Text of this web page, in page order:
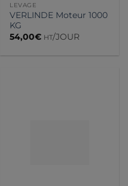
LEVAGE
VERLINDE Moteur 1000
KG
54,00€ HT/JOUR